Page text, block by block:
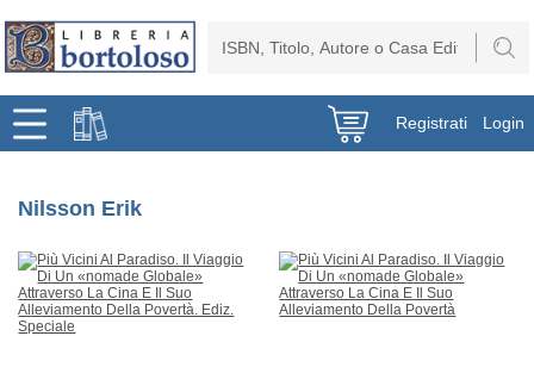
Registrati Login
Nilsson Erik